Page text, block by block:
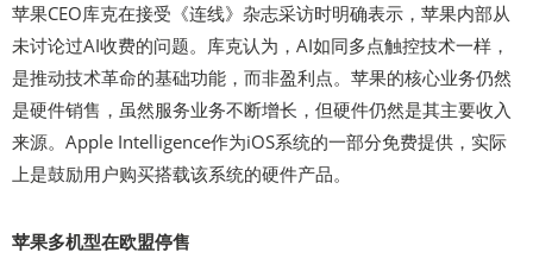
苹果CEO库克在接受《连线》杂志采访时明确表示，苹果内部从
未讨论过AI收费的问题。库克认为，AI如同多点触控技术一样，
是推动技术革命的基础功能，而非盈利点。苹果的核心业务仍然
是硬件销售，虽然服务业务不断增长，但硬件仍然是其主要收入
来源。Apple Intelligence作为iOS系统的一部分免费提供，实际
上是鼓励用户购买搭载该系统的硬件产品。
苹果多机型在欧盟停售